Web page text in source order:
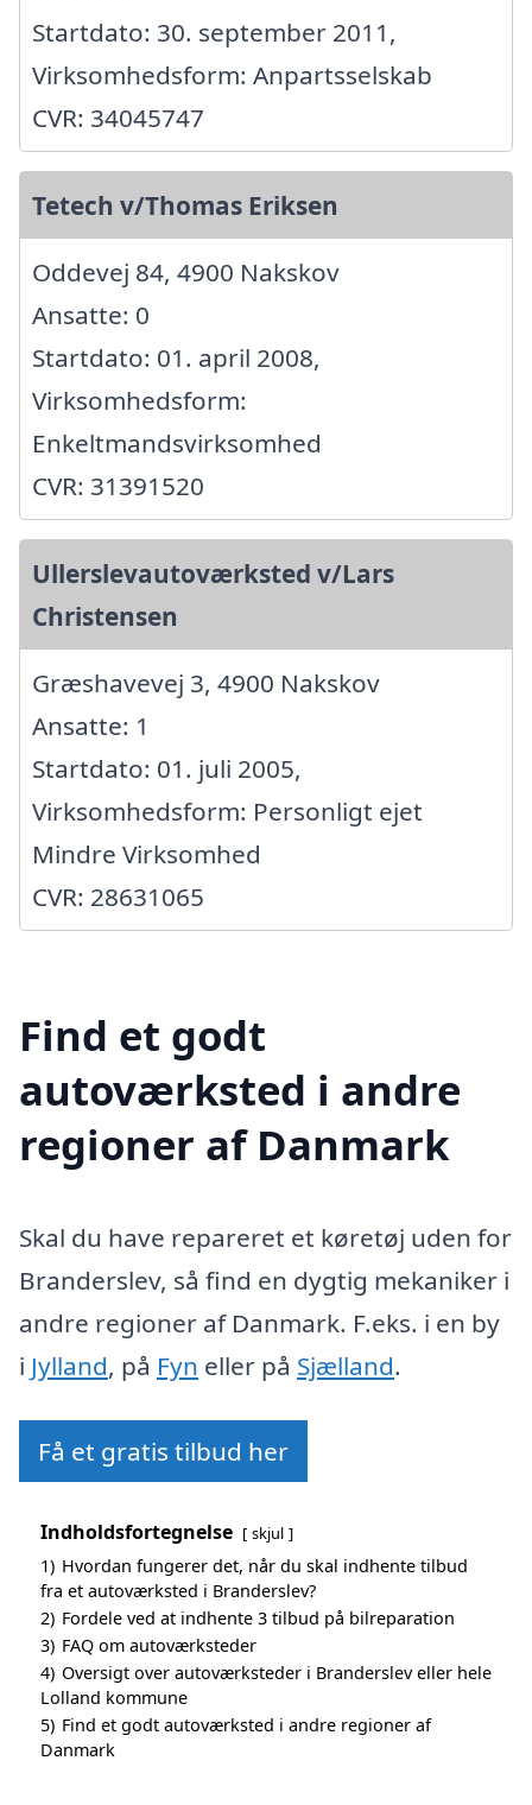
Startdato: 30. september 2011,
Virksomhedsform: Anpartsselskab
CVR: 34045747
Tetech v/Thomas Eriksen
Oddevej 84, 4900 Nakskov
Ansatte: 0
Startdato: 01. april 2008,
Virksomhedsform:
Enkeltmandsvirksomhed
CVR: 31391520
Ullerslevautoværksted v/Lars
Christensen
Græshavevej 3, 4900 Nakskov
Ansatte: 1
Startdato: 01. juli 2005,
Virksomhedsform: Personligt ejet
Mindre Virksomhed
CVR: 28631065
Find et godt
autoværksted i andre
regioner af Danmark
Skal du have repareret et køretøj uden for
Branderslev, så find en dygtig mekaniker i
andre regioner af Danmark. F.eks. i en by
i Jylland, på Fyn eller på Sjælland.
Få et gratis tilbud her
Indholdsfortegnelse skjul
1) Hvordan fungerer det, når du skal indhente tilbud
fra et autoværksted i Branderslev?
2) Fordele ved at indhente 3 tilbud på bilreparation
3) FAQ om autoværksteder
4) Oversigt over autoværksteder i Branderslev eller hele
Lolland kommune
5) Find et godt autoværksted i andre regioner af
Danmark